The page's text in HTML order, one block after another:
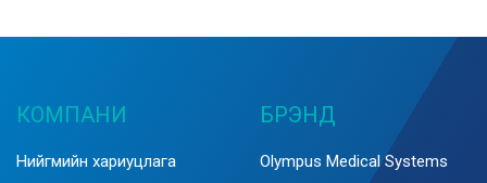
КОМПАНИ
Нийгмийн хариуцлага
БРЭНД
Olympus Medical Systems